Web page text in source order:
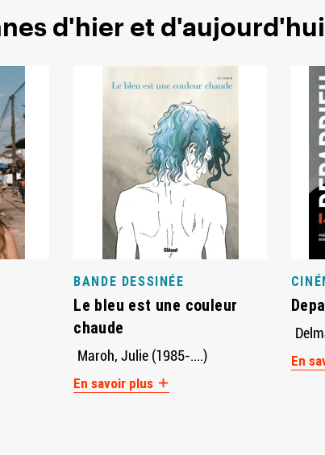
d'hier et d'aujourd'hui
BANDE DESSINÉE
Le bleu est une couleur
chaude
Maroh, Julie (1985-....)
En savoir plus
En